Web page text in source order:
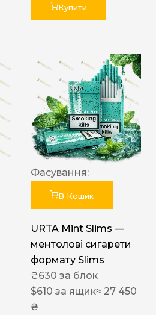
Купити
Фасування:
В Кошик
URTA Mint Slims —
ментолові сигарети
формату Slims
₴630 за блок
$610 за ящик≈ 27 450
₴